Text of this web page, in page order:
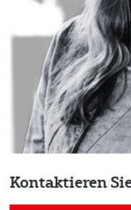
Kontaktieren